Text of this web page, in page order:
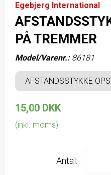
Egebjerg International
PÅ TREMMER
Model/Varenr.: 86181
AFSTANDSSTYKKE
15,00 DKK
(inkl. moms)
Antal: